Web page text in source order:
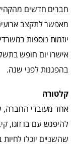
חברים חדשים
מאפשר לתקצב
יוזמות נוספות
אישרו יום חופש
בהפגנות לפני שנה.
קלטורה
אחד מעובדי החברה,
להיפגש עם בו זוגו,
שהשניים יוכלו